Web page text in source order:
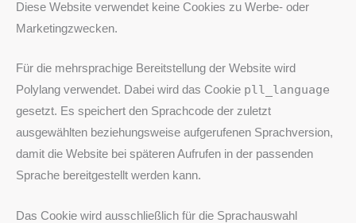
Diese Website verwendet keine Cookies zu Werbe- oder
Marketingzwecken.
Für die mehrsprachige Bereitstellung der Website wird
Polylang verwendet. Dabei wird das Cookie pll_language
gesetzt. Es speichert den Sprachcode der zuletzt
ausgewählten beziehungsweise aufgerufenen Sprachversion,
damit die Website bei späteren Aufrufen in der passenden
Sprache bereitgestellt werden kann.
Das Cookie wird ausschließlich für die Sprachauswahl